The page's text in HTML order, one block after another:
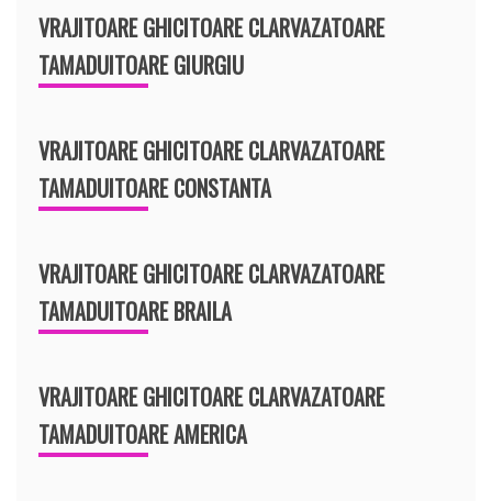
VRAJITOARE GHICITOARE CLARVAZATOARE
TAMADUITOARE GIURGIU
VRAJITOARE GHICITOARE CLARVAZATOARE
TAMADUITOARE CONSTANTA
VRAJITOARE GHICITOARE CLARVAZATOARE
TAMADUITOARE BRAILA
VRAJITOARE GHICITOARE CLARVAZATOARE
TAMADUITOARE AMERICA